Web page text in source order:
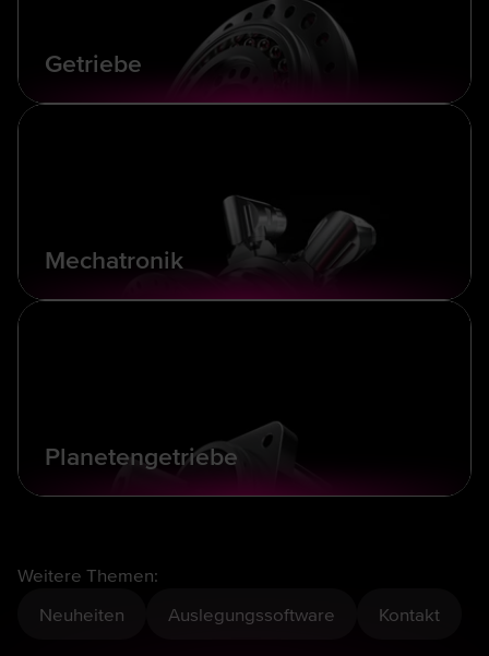
Getriebe
Mechatronik
Planetengetriebe
Weitere Themen:
Neuheiten
Auslegungssoftware Kontakt